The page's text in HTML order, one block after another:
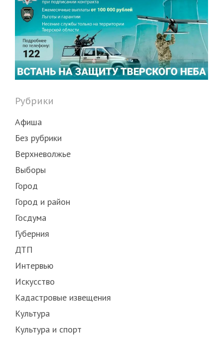
Рубрики
Афиша
Без рубрики
Верхневолжье
Выборы
Город
Город и район
Госдума
Губерния
ДТП
Интервью
Искусство
Кадастровые извещения
Культура
Культура и спорт